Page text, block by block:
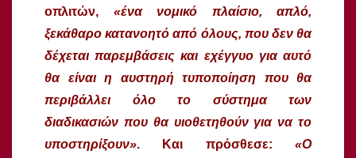
οπλιτών, «ένα νομικό πλαίσιο, απλό,
ξεκάθαρο κατανοητό από όλους, που δεν θα
δέχεται παρεμβάσεις και εχέγγυο για αυτό
θα είναι η αυστηρή τυποποίηση που θα
περιβάλλει όλο το σύστημα των
διαδικασιών που θα υιοθετηθούν για να το
υποστηρίξουν». Και πρόσθεσε: «Ο